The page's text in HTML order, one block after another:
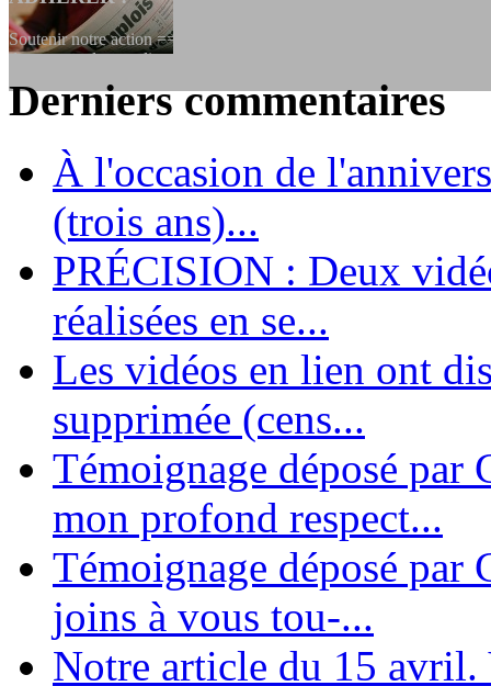
Soutenir notre action ==> Si vous souhaitez adhérer à
dessous, en le remplissant et en...
En 2004, une dizaine de personnes contribuèrent au lancement de
dernières années. L'aventure se pou...
Derniers commentaires
À l'occasion de
(trois ans)...
PRÉCISION : Deux
réalisées en se...
Les vidéos en lien ont
supprimée (cens...
Témoignage déposé par
mon profond respect...
Témoignage déposé par
joins à vous tou-...
Notre article du 15 avril.